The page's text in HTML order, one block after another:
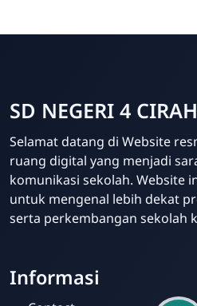
SD NEGERI 4
Selamat datang di Website
ruang digital yang menjadi
komunikasi sekolah. Website
untuk mengenal lebih dekat
serta perkembangan sekolah
Informasi